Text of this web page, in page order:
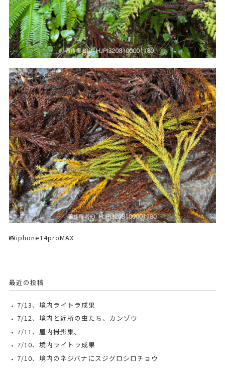
📸iphone14proMAX
最近の投稿
7/13、境内ライトラ成果
7/12、境内と近所の虫たち、カンゾウ
7/11、屋内撮影集。
7/10、境内ライトラ成果
7/10、境内のネジバナにスジグロシロチョウ